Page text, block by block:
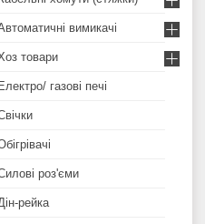
вимикачі
товари
Електро/ газові печі
роз'єми
рейка